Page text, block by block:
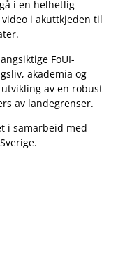
i en helhetlig
i akuttkjeden til
FoUI-
akademia og
av en robust
av landegrenser.
i samarbeid med